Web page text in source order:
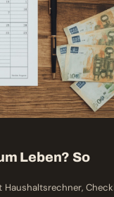
Leben? So